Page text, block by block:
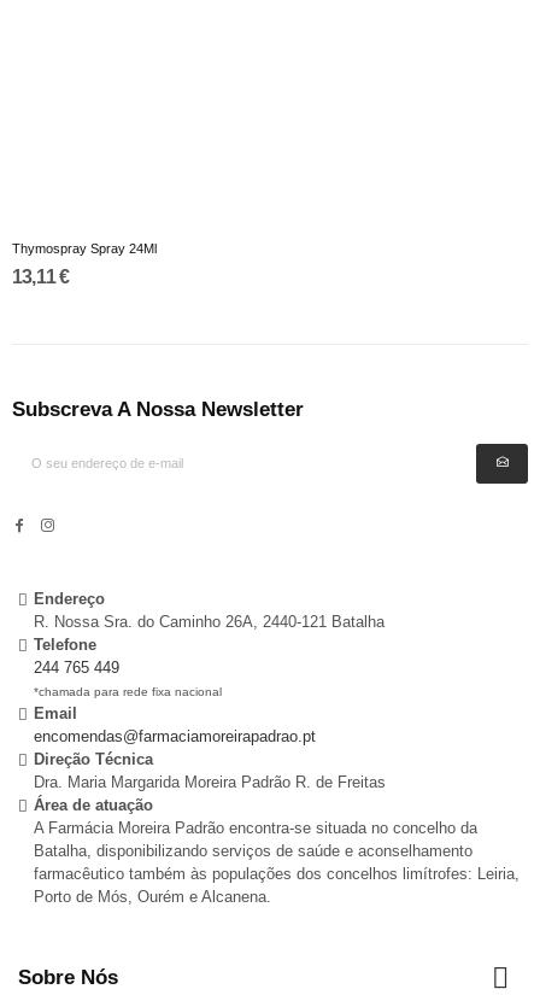
Thymospray Spray 24Ml
13,11 €
Subscreva A Nossa Newsletter
Endereço
R. Nossa Sra. do Caminho 26A, 2440-121 Batalha
Telefone
244 765 449
*chamada para rede fixa nacional
Email
encomendas@farmaciamoreirapadrao.pt
Direção Técnica
Dra. Maria Margarida Moreira Padrão R. de Freitas
Área de atuação
A Farmácia Moreira Padrão encontra-se situada no concelho da
Batalha, disponibilizando serviços de saúde e aconselhamento
farmacêutico também às populações dos concelhos limítrofes: Leiria,
Porto de Mós, Ourém e Alcanena.
Sobre Nós 